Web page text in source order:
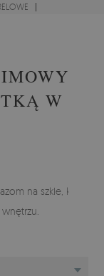
W
na szkle, które